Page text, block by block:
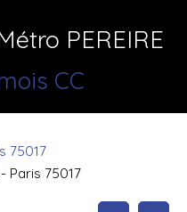
PEREIRE
CC
75017
Paris 75017